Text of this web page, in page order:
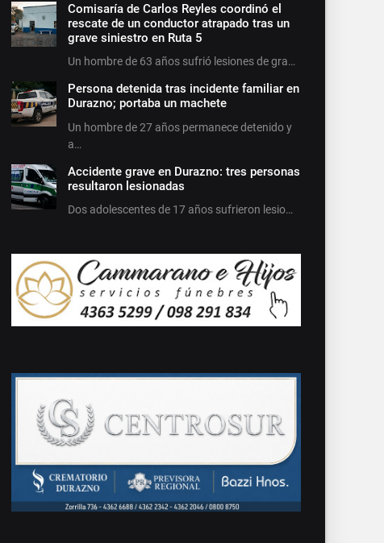
Comisaría de Carlos Reyles coordinó el
rescate de un conductor atrapado tras un
grave siniestro en Ruta 5
Un hombre de 63 años sufrió lesiones de gra…
Persona detenida tras incidente familiar en
Durazno; portaba un machete
Un hombre de 27 años permanece detenido y
a…
Accidente grave en Durazno: tres personas
resultaron lesionadas
Dos adolescentes de 17 años sufrieron lesio…